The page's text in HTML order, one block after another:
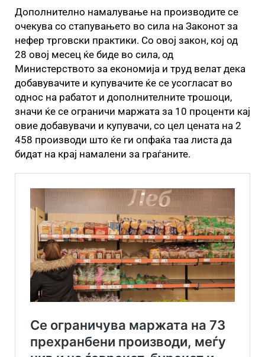
Дополнително намалување на производите се
очекува со стапувањето во сила на Законот за
нефер трговски практики. Со овој закон, кој од
28 овој месец ќе биде во сила, од
Министерството за економија и труд велат дека
добавувачите и купувачите ќе се усогласат во
однос на рабатот и дополнителните трошоци,
значи ќе се ограничи маржата за 10 проценти кај
овие добавувачи и купувачи, со цел цената на 2
458 производи што ќе ги опфаќа таа листа да
бидат на крај намалени за граѓаните.